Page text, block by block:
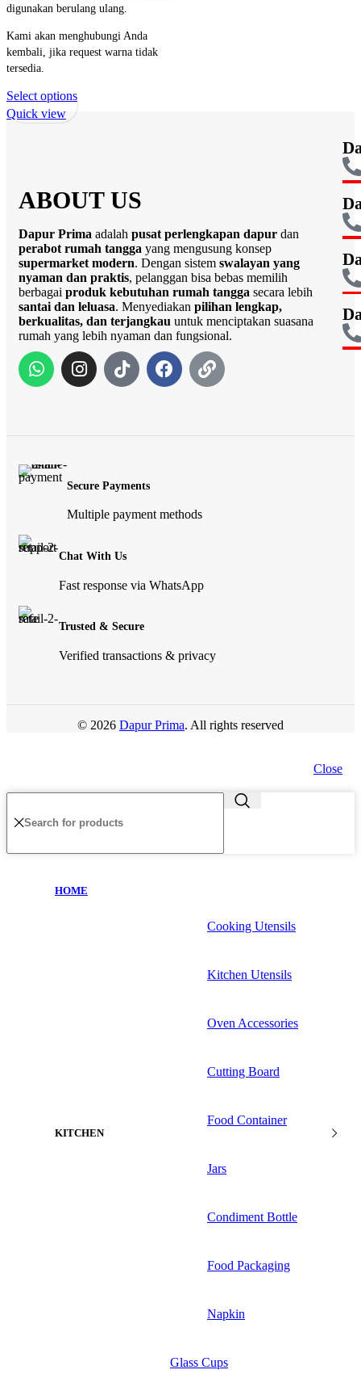
digunakan berulang ulang.
Kami akan menghubungi Anda
kembali, jika request warna tidak
tersedia.
Select options
Quick view
ABOUT US
Dapur Prima adalah pusat perlengkapan dapur dan
perabot rumah tangga yang mengusung konsep
supermarket modern. Dengan sistem swalayan yang
nyaman dan praktis, pelanggan bisa bebas memilih
berbagai produk kebutuhan rumah tangga secara lebih
santai dan leluasa. Menyediakan pilihan lengkap,
berkualitas, dan terjangkau untuk menciptakan suasana
rumah yang lebih nyaman dan fungsional.
Secure Payments
Multiple payment methods
Chat With Us
Fast response via WhatsApp
Trusted & Secure
Verified transactions & privacy
© 2026 Dapur Prima. All rights reserved
Close
HOME
KITCHEN
Cooking Utensils
Kitchen Utensils
Oven Accessories
Cutting Board
Food Container
Jars
Condiment Bottle
Food Packaging
Napkin
Glass Cups